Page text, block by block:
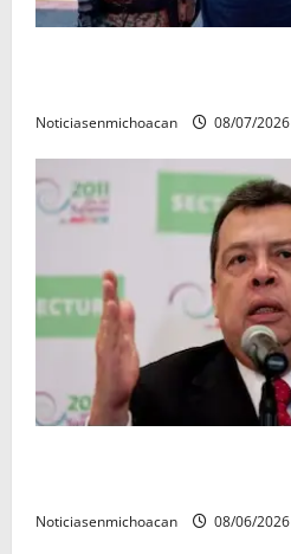
Noticiasenmichoacan 08/07/2026
Noticiasenmichoacan 08/06/2026